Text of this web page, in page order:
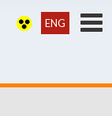
ENG